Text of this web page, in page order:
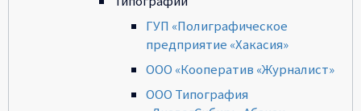
ГУП «Полиграфическое
предприятие «Хакасия»
ООО «Кооператив «Журналист»
ООО Типография